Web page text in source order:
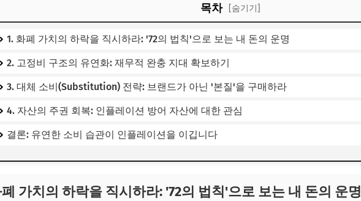
목차 [숨기기]
1. 화폐 가치의 하락을 직시하라: '72의 법칙'으로 보는 내 돈의 운명
2. 고정비 구조의 유연화: 재무적 완충 지대 확보하기
3. 대체 소비(Substitution) 전략: 브랜드가 아닌 '본질'을 구매하라
4. 자산의 주권 회복: 인플레이션 방어 자산에 대한 관심
결론: 유연한 소비 습관이 인플레이션을 이깁니다
폐 가치의 하락을 직시하라: '72의 법칙'으로 보는 내 돈의 운명